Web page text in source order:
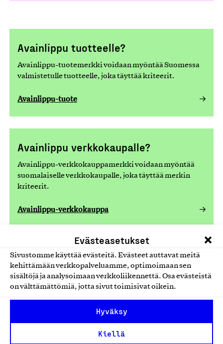
Evästeasetukset
Sivustomme käyttää evästeitä. Evästeet auttavat meitä
kehittämään verkkopalveluamme, optimoimaan sen
sisältöjä ja analysoimaan verkkoliikennettä. Osa evästeistä
on välttämättömiä, jotta sivut toimisivat oikein.
Hyväksy
Kiellä
Avainlippu tuotteelle?
Avainlippu-tuotemerkki voidaan myöntää Suomessa
valmistetulle tuotteelle, joka täyttää kriteerit.
Avainlippu-tuote
Avainlippu verkkokaupalle?
Avainlippu-verkkokauppamerkki voidaan myöntää
suomalaiselle verkkokaupalle, joka täyttää merkin
kriteerit.
Avainlippu-verkkokauppa
Tarvitsetko apua hakemisessa?
Ota yhteys asiantuntijaan!